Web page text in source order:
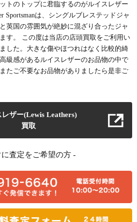
トのトップに君臨するのがルイスレザー
Sportsmanは、シングルブレステッドジャ
英国の雰囲気が絶妙に混ざり合ったジャ
す。 この度は当店の店頭買取をご利用い
した。大きな傷やほつれはなく比較的綺
級感があるルイスレザーのお品物の中で
たご不要なお品物がありましたら是非ご
レザー(Lewis Leathers)
買取
に査定をご希望の方 -